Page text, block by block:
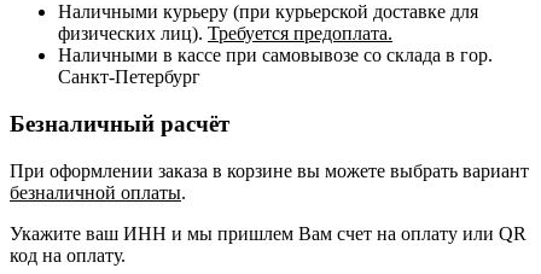
Наличными курьеру (при курьерской доставке для
физических лиц). Требуется предоплата.
Наличными в кассе при самовывозе со склада в гор.
Санкт-Петербург
Безналичный расчёт
При оформлении заказа в корзине вы можете выбрать вариант
безналичной оплаты.
Укажите ваш ИНН и мы пришлем Вам счет на оплату или QR
код на оплату.